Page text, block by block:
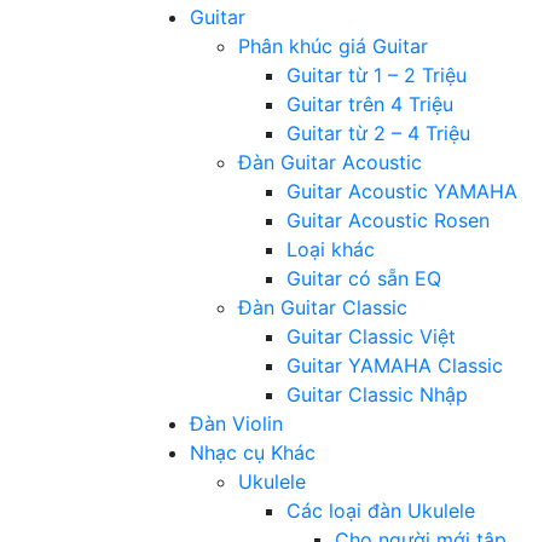
Guitar
Phân khúc giá Guitar
Guitar từ 1 – 2 Triệu
Guitar trên 4 Triệu
Guitar từ 2 – 4 Triệu
Đàn Guitar Acoustic
Guitar Acoustic YAMAHA
Guitar Acoustic Rosen
Loại khác
Guitar có sẵn EQ
Đàn Guitar Classic
Guitar Classic Việt
Guitar YAMAHA Classic
Guitar Classic Nhập
Đàn Violin
Nhạc cụ Khác
Ukulele
Các loại đàn Ukulele